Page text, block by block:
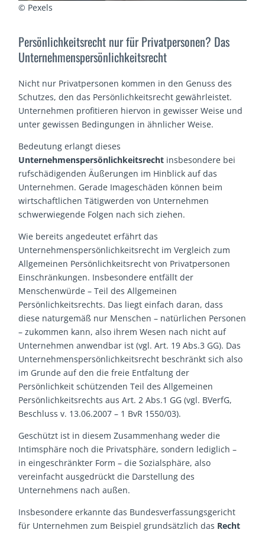
© Pexels
Persönlichkeitsrecht nur für Privatpersonen? Das
Unternehmenspersönlichkeitsrecht
Nicht nur Privatpersonen kommen in den Genuss des
Schutzes, den das Persönlichkeitsrecht gewährleistet.
Unternehmen profitieren hiervon in gewisser Weise und
unter gewissen Bedingungen in ähnlicher Weise.
Bedeutung erlangt dieses
Unternehmenspersönlichkeitsrecht insbesondere bei
rufschädigenden Äußerungen im Hinblick auf das
Unternehmen. Gerade Imageschäden können beim
wirtschaftlichen Tätigwerden von Unternehmen
schwerwiegende Folgen nach sich ziehen.
Wie bereits angedeutet erfährt das
Unternehmenspersönlichkeitsrecht im Vergleich zum
Allgemeinen Persönlichkeitsrecht von Privatpersonen
Einschränkungen. Insbesondere entfällt der
Menschenwürde – Teil des Allgemeinen
Persönlichkeitsrechts. Das liegt einfach daran, dass
diese naturgemäß nur Menschen – natürlichen Personen
– zukommen kann, also ihrem Wesen nach nicht auf
Unternehmen anwendbar ist (vgl. Art. 19 Abs.3 GG). Das
Unternehmenspersönlichkeitsrecht beschränkt sich also
im Grunde auf den die freie Entfaltung der
Persönlichkeit schützenden Teil des Allgemeinen
Persönlichkeitsrechts aus Art. 2 Abs.1 GG (vgl. BVerfG,
Beschluss v. 13.06.2007 – 1 BvR 1550/03).
Geschützt ist in diesem Zusammenhang weder die
Intimsphäre noch die Privatsphäre, sondern lediglich –
in eingeschränkter Form – die Sozialsphäre, also
vereinfacht ausgedrückt die Darstellung des
Unternehmens nach außen.
Insbesondere erkannte das Bundesverfassungsgericht
für Unternehmen zum Beispiel grundsätzlich das Recht